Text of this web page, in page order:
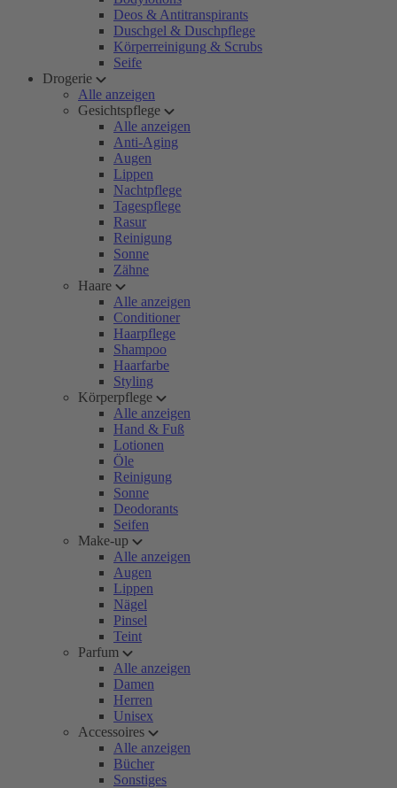
Deos & Antitranspirants
Duschgel & Duschpflege
Körperreinigung & Scrubs
Seife
Drogerie
Alle anzeigen
Gesichtspflege
Alle anzeigen
Anti-Aging
Augen
Lippen
Nachtpflege
Tagespflege
Rasur
Reinigung
Sonne
Zähne
Haare
Alle anzeigen
Conditioner
Haarpflege
Shampoo
Haarfarbe
Styling
Körperpflege
Alle anzeigen
Hand & Fuß
Lotionen
Öle
Reinigung
Sonne
Deodorants
Seifen
Make-up
Alle anzeigen
Augen
Lippen
Nägel
Pinsel
Teint
Parfum
Alle anzeigen
Damen
Herren
Unisex
Accessoires
Alle anzeigen
Bücher
Sonstiges